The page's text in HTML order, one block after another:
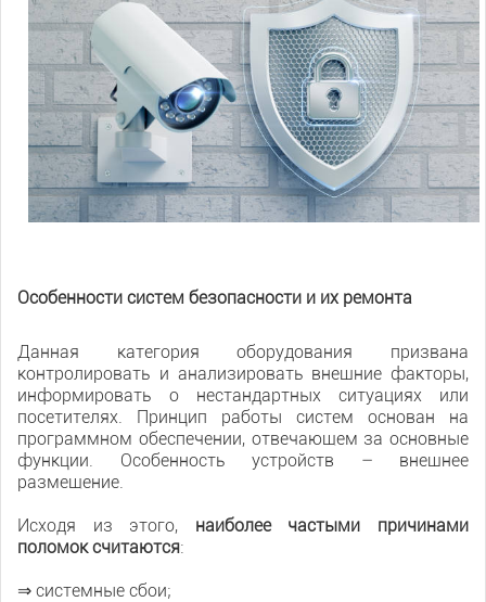
Особенности систем безопасности и их ремонта
Данная категория оборудования призвана
контролировать и анализировать внешние факторы,
информировать о нестандартных ситуациях или
посетителях. Принцип работы систем основан на
программном обеспечении, отвечающем за основные
функции. Особенность устройств – внешнее
размещение.
Исходя из этого, наиболее частыми причинами
поломок считаются:
⇒ системные сбои;